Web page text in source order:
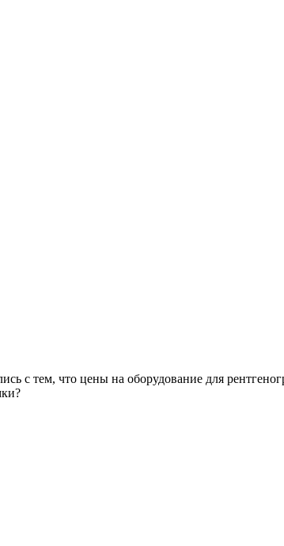
с тем, что цены на оборудование для